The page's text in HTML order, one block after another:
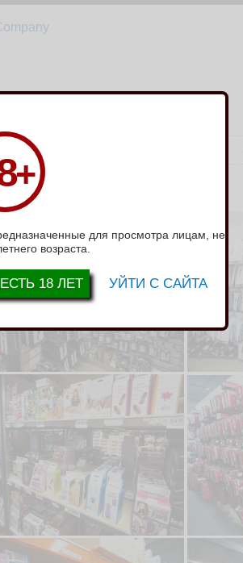
+
для просмотра лицам, не
возраста.
18 ЛЕТ УЙТИ С САЙТА
ВАКАНСИИ